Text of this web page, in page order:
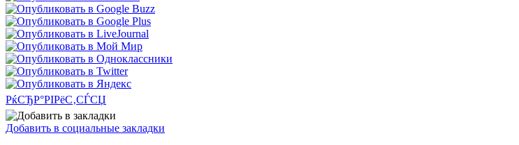
РќСЂР°РІРёС‚СЃСЏ
Добавить в социальные закладки